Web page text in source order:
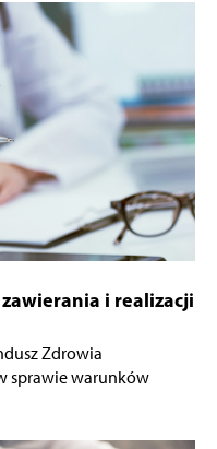
i realizacji
Zdrowia
sprawie warunków